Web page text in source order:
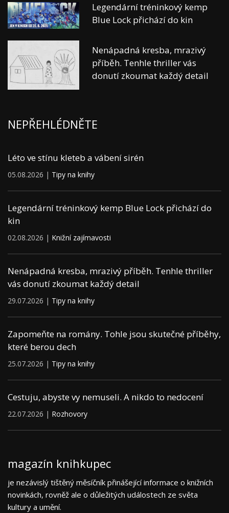
Legendární tréninkový kemp
Blue Lock přichází do kin
Nenápadná kresba, mrazivý
příběh. Tenhle thriller vás
donutí zkoumat každý detail
NEPŘEHLÉDNĚTE
Léto ve stínu kleteb a vábení sirén
05.08.2026 | Tipy na knihy
Legendární tréninkový kemp Blue Lock přichází do
kin
02.08.2026 | Knižní zajímavosti
Nenápadná kresba, mrazivý příběh. Tenhle thriller
vás donutí zkoumat každý detail
29.07.2026 | Tipy na knihy
Zapomeňte na romány. Tohle jsou skutečné příběhy,
které berou dech
25.07.2026 | Tipy na knihy
Cestuju, abyste vy nemuseli. A nikdo to nedocení
22.07.2026 | Rozhovory
magazín knihkupec
je nezávislý tištěný měsíčník přinášející informace o knižních
novinkách, rovněž ale o důležitých událostech ze světa
kultury a umění.